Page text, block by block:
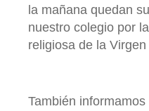
la mañana quedan
nuestro colegio por
religiosa de la
También informamos